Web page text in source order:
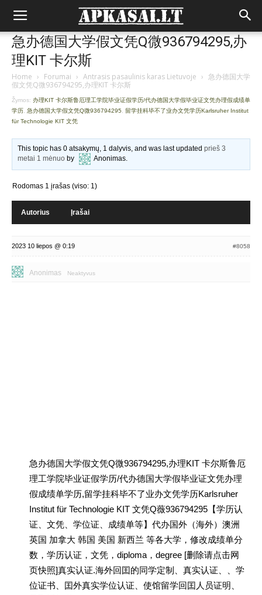
急办德国大学假文凭Q微936794295,办
理KIT 卡尔斯
Home › Forumai › Antrasis pasaulinis karas Lietuvoje › 急办德国大学
假文凭Q微936794295,办理KIT 卡尔斯
Žymos: 办理KIT 卡尔斯鲁厄理工学院毕业证假学历/代办德国大学假毕业证文凭办理假成绩单
学历 急办德国大学假文凭Q微936794295
留学挂科毕不了业办文凭学历Karlsruher Institut
für Technologie KIT 文凭
This topic has 0 atsakymų, 1 dalyvis, and was last updatedprieš 3
metai 1 mėnuo by Anonimas.
Rodomas 1 įrašas (viso: 1)
Autorius Įrašai
2023 10 liepos @ 0:19 #8058
Anonimas Neaktyvus
急办德国大学假文凭Q微936794295,办理KIT 卡尔斯鲁厄
理工学院毕业证假学历/代办德国大学假毕业证文凭办理
假成绩单学历,留学挂科毕不了业办文凭学历Karlsruher
Institut für Technologie KIT 文凭Q薇936794295【学历认
证、文凭、学位证、成绩单等】代办国外（海外）澳洲
英国 加拿大 韩国 美国 新西兰 等各大学，修改成绩单分
数，学历认证，文凭，diploma，degree [删除请点击网
页快照]真实认证.海外回囯的同学定制、真实认证、、学
位证书、囯外真实学位认证、使馆留学回囯人员证明、